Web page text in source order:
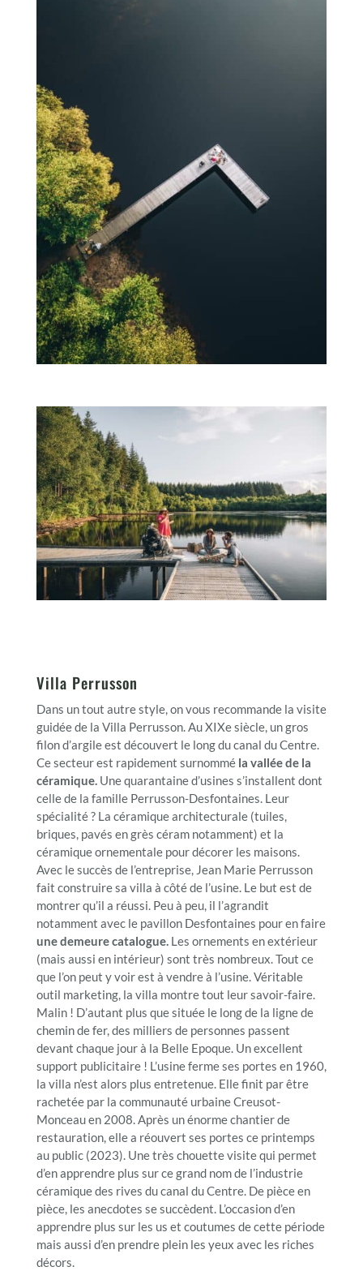
Villa Perrusson
Dans un tout autre style, on vous recommande la visite
guidée de la Villa Perrusson. Au XIXe siècle, un gros
filon d’argile est découvert le long du canal du Centre.
Ce secteur est rapidement surnommé la vallée de la
céramique.Une quarantaine d’usines s’installent dont
celle de la famille Perrusson-Desfontaines. Leur
spécialité ? La céramique architecturale (tuiles,
briques, pavés en grès céram notamment) et la
céramique ornementale pour décorer les maisons.
Avec le succès de l’entreprise, Jean Marie Perrusson
fait construire sa villa à côté de l’usine. Le but est de
montrer qu’il a réussi. Peu à peu, il l’agrandit
notamment avec le pavillon Desfontaines pour en faire
une demeure catalogue.Les ornements en extérieur
(mais aussi en intérieur) sont très nombreux. Tout ce
que l’on peut y voir est à vendre à l’usine. Véritable
outil marketing, la villa montre tout leur savoir-faire.
Malin ! D’autant plus que située le long de la ligne de
chemin de fer, des milliers de personnes passent
devant chaque jour à la Belle Epoque. Un excellent
support publicitaire ! L’usine ferme ses portes en 1960,
la villa n’est alors plus entretenue. Elle finit par être
rachetée par la communauté urbaine Creusot-
Monceau en 2008. Après un énorme chantier de
restauration, elle a réouvert ses portes ce printemps
au public (2023). Une très chouette visite qui permet
d’en apprendre plus sur ce grand nom de l’industrie
céramique des rives du canal du Centre. De pièce en
pièce, les anecdotes se succèdent. L’occasion d’en
apprendre plus sur les us et coutumes de cette période
mais aussi d’en prendre plein les yeux avec les riches
décors.